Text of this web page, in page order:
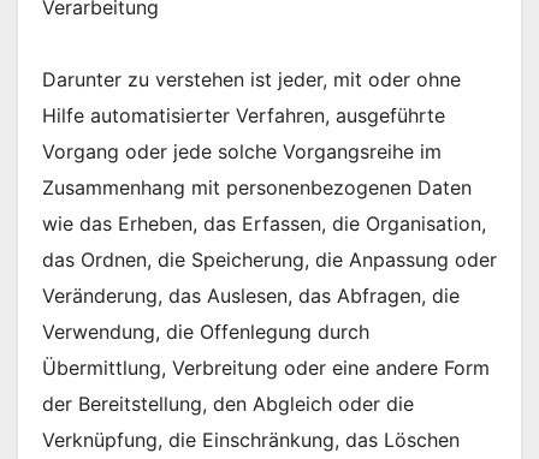
Verarbeitung
Darunter zu verstehen ist jeder, mit oder ohne
Hilfe automatisierter Verfahren, ausgeführte
Vorgang oder jede solche Vorgangsreihe im
Zusammenhang mit personenbezogenen Daten
wie das Erheben, das Erfassen, die Organisation,
das Ordnen, die Speicherung, die Anpassung oder
Veränderung, das Auslesen, das Abfragen, die
Verwendung, die Offenlegung durch
Übermittlung, Verbreitung oder eine andere Form
der Bereitstellung, den Abgleich oder die
Verknüpfung, die Einschränkung, das Löschen